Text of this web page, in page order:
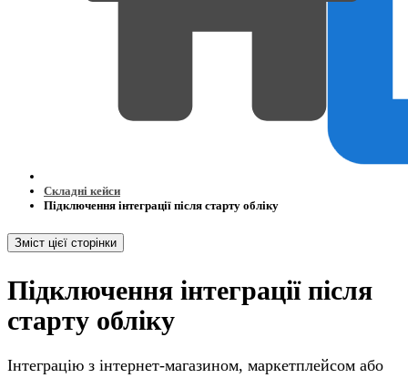
Складні кейси
Підключення інтеграції після старту обліку
Зміст цієї сторінки
Підключення інтеграції після
старту обліку
Інтеграцію з інтернет-магазином, маркетплейсом або